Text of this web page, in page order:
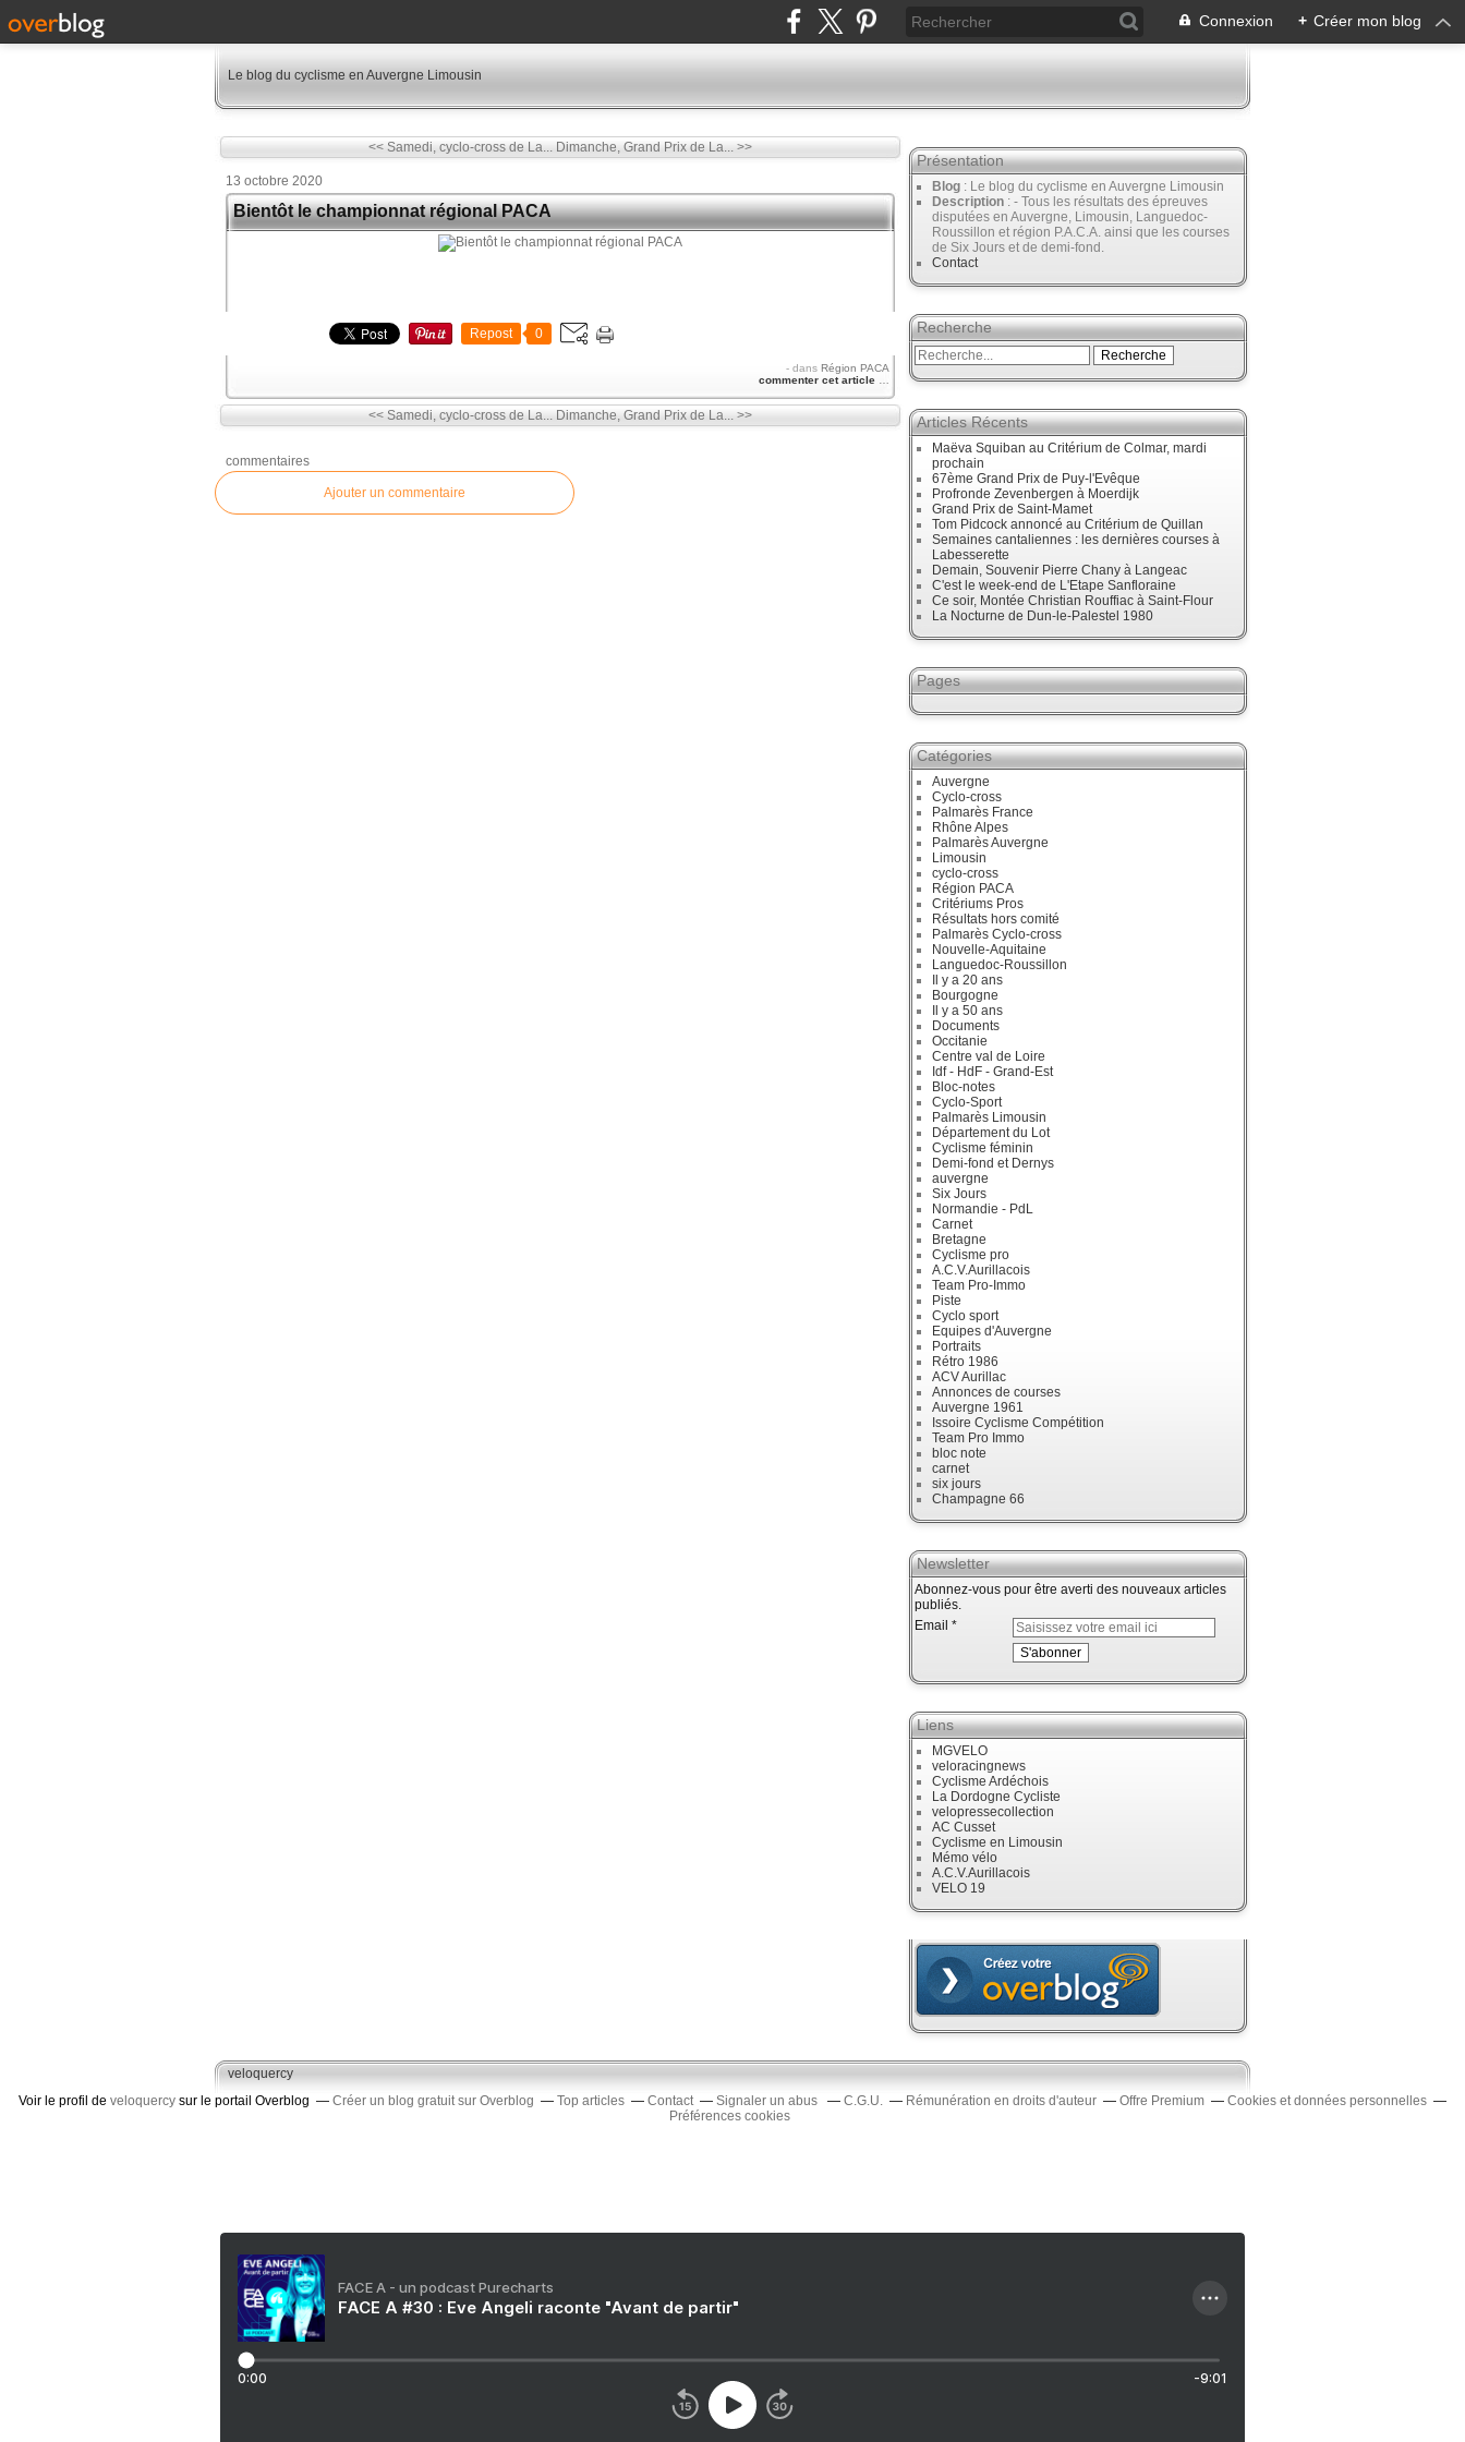
Connexion + Créer mon blog
Le blog du cyclisme en Auvergne Limousin
<< Samedi, cyclo-cross de La... Dimanche, Grand Prix de La... >>
13 octobre 2020
Bientôt le championnat régional PACA
Repost 0
- dans Région PACA
commenter cet article
<< Samedi, cyclo-cross de La... Dimanche, Grand Prix de La... >>
commentaires
Ajouter un commentaire
Présentation
Blog : Le blog du cyclisme en Auvergne Limousin
Description : - Tous les résultats des épreuves
disputées en Auvergne, Limousin, Languedoc-
Roussillon et région P.A.C.A. ainsi que les courses
de Six Jours et de demi-fond.
Contact
Recherche
Articles Récents
Maëva Squiban au Critérium de Colmar, mardi
prochain
67ème Grand Prix de Puy-l'Evêque
Profronde Zevenbergen à Moerdijk
Grand Prix de Saint-Mamet
Tom Pidcock annoncé au Critérium de Quillan
Semaines cantaliennes : les dernières courses à
Labesserette
Demain, Souvenir Pierre Chany à Langeac
C'est le week-end de L'Etape Sanfloraine
Ce soir, Montée Christian Rouffiac à Saint-Flour
La Nocturne de Dun-le-Palestel 1980
Pages
Catégories
Auvergne
Cyclo-cross
Palmarès France
Rhône Alpes
Palmarès Auvergne
Limousin
cyclo-cross
Région PACA
Critériums Pros
Résultats hors comité
Palmarès Cyclo-cross
Nouvelle-Aquitaine
Languedoc-Roussillon
Il y a 20 ans
Bourgogne
Il y a 50 ans
Documents
Occitanie
Centre val de Loire
Idf - HdF - Grand-Est
Bloc-notes
Cyclo-Sport
Palmarès Limousin
Département du Lot
Cyclisme féminin
Demi-fond et Dernys
auvergne
Six Jours
Normandie - PdL
Carnet
Bretagne
Cyclisme pro
A.C.V.Aurillacois
Team Pro-Immo
Piste
Cyclo sport
Equipes d'Auvergne
Portraits
Rétro 1986
ACV Aurillac
Annonces de courses
Auvergne 1961
Issoire Cyclisme Compétition
Team Pro Immo
bloc note
carnet
six jours
Champagne 66
Newsletter
Abonnez-vous pour être averti des nouveaux articles
publiés.
Email
Liens
MGVELO
veloracingnews
Cyclisme Ardéchois
La Dordogne Cycliste
velopressecollection
AC Cusset
Cyclisme en Limousin
Mémo vélo
A.C.V.Aurillacois
VELO 19
veloquercy
Voir le profil de veloquercy sur le portail Overblog Créer un blog gratuit sur Overblog Top articles Contact Signaler un abus C.G.U. Rémunération en droits d'auteur Offre Premium
Cookies et données personnelles
Préférences cookies
FACE A - un podcast Purecharts
FACE A #30 : Eve Angeli raconte "Avant de partir"
0:00 -9:01